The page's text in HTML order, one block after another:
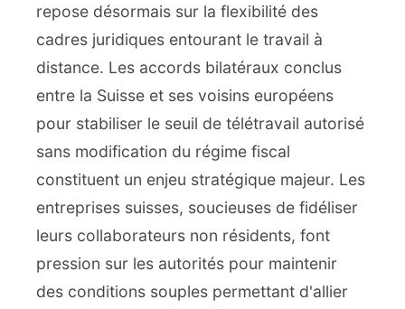
repose désormais sur la flexibilité des
cadres juridiques entourant le travail à
distance. Les accords bilatéraux conclus
entre la Suisse et ses voisins européens
pour stabiliser le seuil de télétravail autorisé
sans modification du régime fiscal
constituent un enjeu stratégique majeur. Les
entreprises suisses, soucieuses de fidéliser
leurs collaborateurs non résidents, font
pression sur les autorités pour maintenir
des conditions souples permettant d'allier